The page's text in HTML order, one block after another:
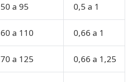
50 a 95 0,5 a 1
60 a 110 0,66 a 1
70 a 125 0,66 a 1,25